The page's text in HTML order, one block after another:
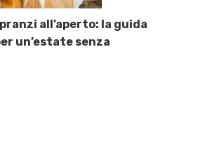
all’aperto: la guida
un’estate senza